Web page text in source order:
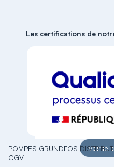
Les certifications de
Voir le
POMPES GRUNDFOS
CGV